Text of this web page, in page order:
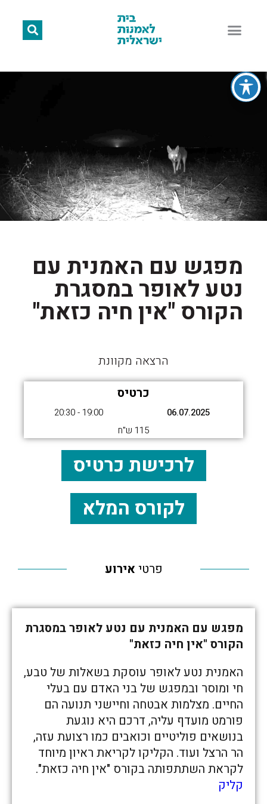
מפגש עם האמנית עם
נטע לאופר במסגרת
הקורס "אין חיה כזאת"
הרצאה מקוונת
כרטיס
06.07.2025
19:00 - 20:30
115 ש"ח
לרכישת כרטיס
לקורס המלא
פרטי אירוע
מפגש עם האמנית עם נטע לאופר במסגרת
הקורס "אין חיה כזאת"
האמנית נטע לאופר עוסקת בשאלות של טבע,
חי ומוסר ובמפגש של בני האדם עם בעלי
החיים. מצלמות אבטחה וחיישני תנועה הם
פורמט מועדף עליה, דרכם היא נוגעת
בנושאים פוליטיים וכואבים כמו רצועת עזה,
הר הרצל ועוד. הקליקו לקריאת ראיון מיוחד
לקראת השתתפותה בקורס "אין חיה כזאת".
קליק